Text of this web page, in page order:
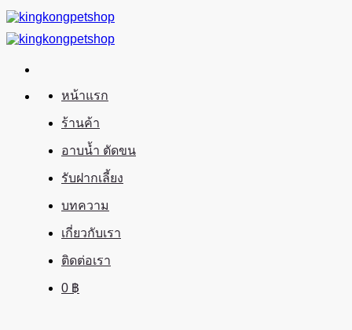
ข้าม
ไป
เนื้อหา
หน้าแรก
ร้านค้า
อาบน้ำ ตัดขน
รับฝากเลี้ยง
บทความ
เกี่ยวกับเรา
ติดต่อเรา
0 ฿